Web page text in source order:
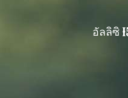
อัลลิซิ